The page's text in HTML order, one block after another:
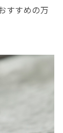
すすめの万